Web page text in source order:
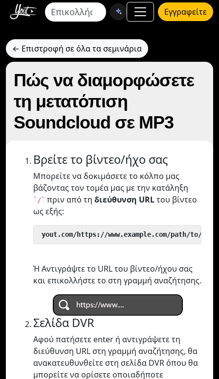
Εγγραφείτε
← Επιστροφή σε όλα τα σεμινάρια
Πώς να διαμορφώσετε
τη μετατόπιση
Soundcloud σε MP3
Βρείτε το βίντεο/ήχο σας
Μπορείτε να δοκιμάσετε το κόλπο μας
βάζοντας τον τομέα μας με την κατάληξη
`/` πριν από τη διεύθυνση URLτου βίντεο
ως εξής:
yout.com/https://www.example.com/path/to/
Ή Αντιγράψτε το URL του βίντεο/ήχου σας
και επικολλήστε το στη γραμμή αναζήτησης.
Σελίδα DVR
Αφού πατήσετε enter ή αντιγράψετε τη
διεύθυνση URL στη γραμμή αναζήτησης, θα
ανακατευθυνθείτε στη σελίδα DVR όπου θα
μπορείτε να ορίσετε οποιαδήποτε